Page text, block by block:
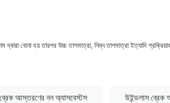
বোনা হয় তারপর উচ্চ তাপমাত্রা, নিম্ন তাপমাত্রা ইত্যাদি
ব্রেক আস্তরণের নন অ্যাসবেস্টস উইন্ডলাস ব্রেক